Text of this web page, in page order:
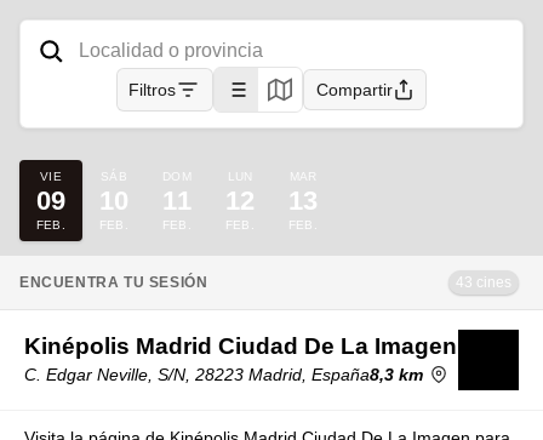
Filtros Compartir
VIE
09
FEB.
SÁB
10
FEB.
DOM
11
FEB.
LUN
12
FEB.
MAR
13
FEB.
ENCUENTRA TU SESIÓN 43 cines
Kinépolis Madrid Ciudad De La Imagen
C. Edgar Neville, S/N, 28223 Madrid, España8,3 km